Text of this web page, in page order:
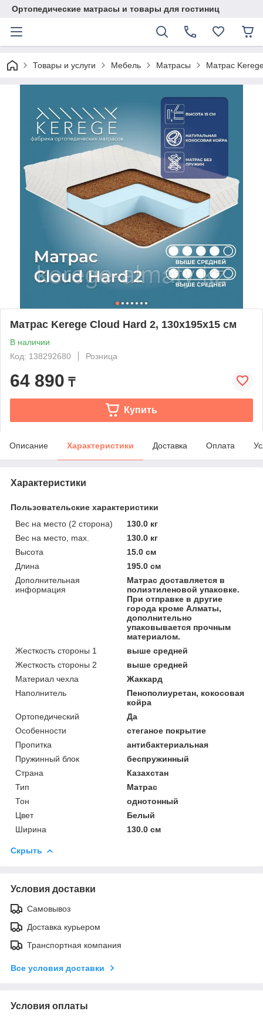
Ортопедические матрасы и товары для гостиниц
Товары и услуги Мебель Матрасы Матрас
Матрас Kerege Cloud Hard 2, 130x195x15 см
В наличии
Код: 138292680
Розница
64 890 ₸
Купить
Описание Характеристики Доставка Оплата
Характеристики
Пользовательские характеристики
Вес на место (2 сторона)
130.0 кг
Вес на место, max.
130.0 кг
Высота
15.0 см
Длина
195.0 см
Дополнительная
информация
Матрас доставляется в
полиэтиленовой упаковке.
При отправке в другие
города кроме Алматы,
дополнительно
упаковывается прочным
материалом.
Жесткость стороны 1
выше средней
Жесткость стороны 2
выше средней
Материал чехла
Жаккард
Наполнитель
Пенополиуретан, кокосовая
койра
Ортопедический
Да
Особенности
стеганое покрытие
Пропитка
антибактериальная
Пружинный блок
беспружинный
Страна
Казахстан
Тип
Матрас
Тон
однотонный
Цвет
Белый
Ширина
130.0 см
Скрыть
Условия доставки
Самовывоз
Доставка курьером
Транспортная компания
Все условия доставки
Условия оплаты